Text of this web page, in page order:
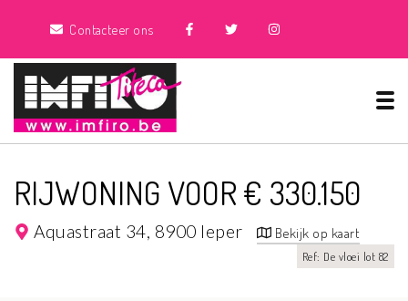
Contacteer ons
RIJWONING VOOR € 330.150
Aquastraat 34, 8900 Ieper Bekijk op kaart
Ref: De vloei lot 82